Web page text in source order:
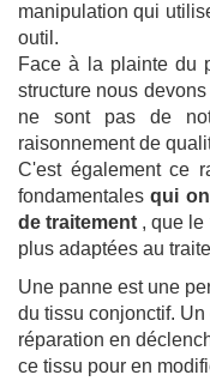
manipulation qui
outil.
Face à la plainte du
structure nous
ne sont pas de
raisonnement de
C'est également ce
fondamentalesqui
de traitement , que
plus adaptées au
Une panne est une
du tissu conjonctif.
réparation en
ce tissu pour en